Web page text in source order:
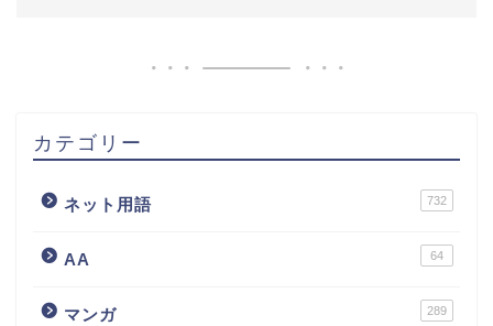
カテゴリー
ネット用語 732
AA 64
マンガ 289